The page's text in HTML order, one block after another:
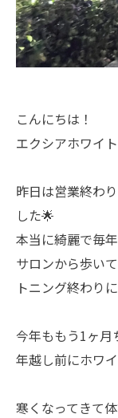
こんにちは！
エクシアホワイ
昨日は営業終わ
した🌟
本当に綺麗で毎
サロンから歩い
トニング終わり
今年ももう1ヶ月
年越し前にホワ
寒くなってきて